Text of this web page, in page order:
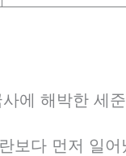
에 해박한 세
보다 먼저 일